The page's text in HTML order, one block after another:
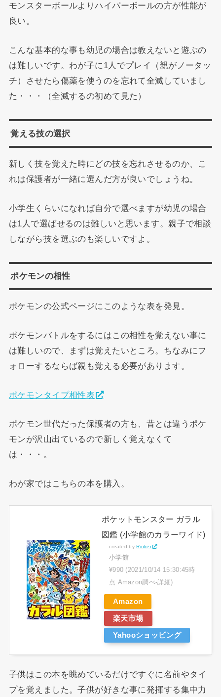
モンスターボールよりハイパーボールの方が性能が
良い。
こんな基本的な事も幼児の場合は教えないと遊ぶの
は難しいです。わが子に1人でプレイ（親がノータッ
チ）させたら傷薬を使うのを忘れて全滅していまし
た・・・（全滅するの初めて見た）
覚える技の選択
新しく技を覚えた時にどの技を忘れさせるのか、こ
れは保護者が一緒に選んだ方が良いでしょうね。
小学生くらいになれば自分で選べますが幼児の場合
は1人で選ばせるのは難しいと思います。親子で相談
しながら技を選ぶのも楽しいですよ。
ポケモンの相性
ポケモンの公式ページにこのような表を発見。
ポケモンバトルをするにはこの相性を覚えない事に
は難しいので、まずは覚えたいところ。ちなみにフ
ォローするならば親も覚える必要があります。
ポケモンタイプ相性表
ポケモン世代だった保護者の方も、昔とは違うポケ
モンが沢山出ているので新しく覚えなくて
は・・・。
わが家ではこちらの本を購入。
ポケットモンスター ガラル
図鑑 (小学館のカラーワイド)
created byRinker
小学館
¥990 (2021/10/14 15:30:45時
点 Amazon調べ-詳細)
Amazon
楽天市場
Yahooショッピング
子供はこの本を眺めているだけですぐに名前やタイ
プを覚えました。子供が好きな事に発揮する集中力